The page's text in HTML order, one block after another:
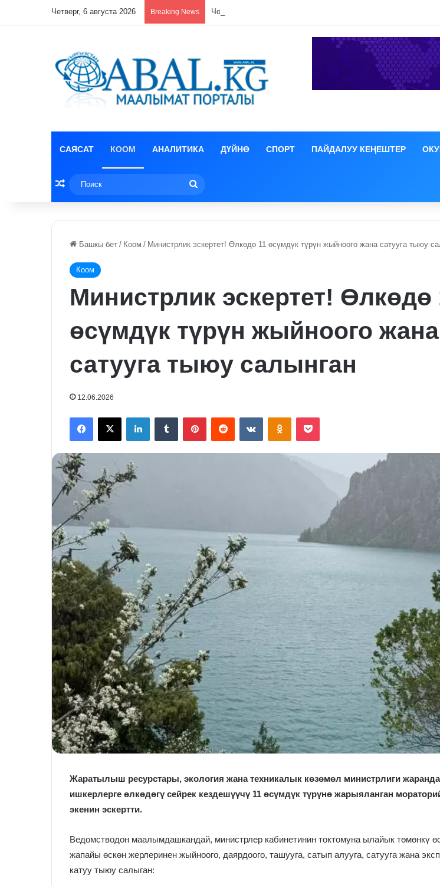
Четверг, 6 августа 2026 Breaking News Чолпон-Атада ЕАЭБге мүчө өлкөлөрдүн өкмөт
САЯСАТ КООМ АНАЛИТИКА ДҮЙНӨ СПОРТ ПАЙДАЛУУ КЕҢЕШТЕР
Random Article
Башкы бет / Коом / Министрлик эскертет! Өлкөдө 11 өсүмдүк түрүн жыйноого жана сатууга тыюу
Коом
Министрлик эскертет! Өлкөдө
өсүмдүк түрүн жыйноого жана
сатууга тыюу салынган
12.06.2026
FacebookX LinkedInTumblr PinterestReddit VKontakteOdnoklassniki
Pocket
Жаратылыш ресурстары, экология жана техникалык көзөмөл министрлиги
ишкерлерге өлкөдөгү сейрек кездешүүчү 11 өсүмдүк түрүнө жарыяланган
экенин эскертти.
Ведомстводон маалымдашкандай, министрлер кабинетинин токтомуна ылайык төмөнкү
жапайы өскөн жерлеринен жыйноого, даярдоого, ташууга, сатып алууга, сатууга жана
катуу тыюу салыган: